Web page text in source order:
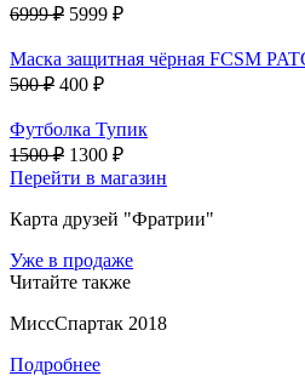
6999 ₽ 5999 ₽
Маска защитная чёрная FCSM
500 ₽ 400 ₽
Футболка Тупик
1500 ₽ 1300 ₽
Перейти в магазин
Карта друзей "Фратрии"
Уже в продаже
Читайте также
МиссСпартак 2018
Подробнее